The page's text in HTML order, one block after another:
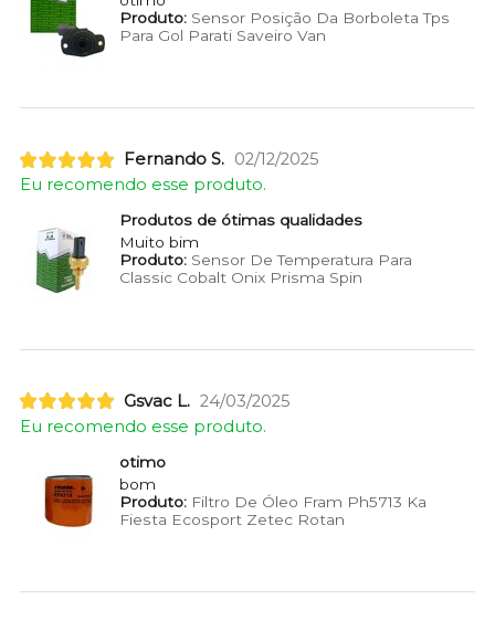
Produto:Sensor Posição Da Borboleta Tps
Para Gol Parati Saveiro Van
Fernando S. 02/12/2025
Eu recomendo esse produto.
Produtos de ótimas qualidades
Muito bim
Produto:Sensor De Temperatura Para
Classic Cobalt Onix Prisma Spin
Gsvac L. 24/03/2025
Eu recomendo esse produto.
otimo
bom
Produto:Filtro De Óleo Fram Ph5713 Ka
Fiesta Ecosport Zetec Rotan